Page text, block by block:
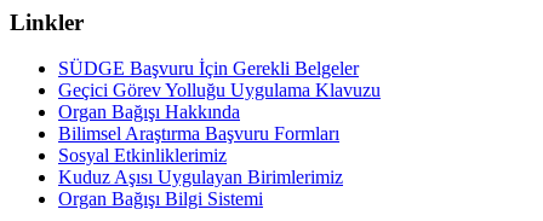
Linkler
SÜDGE Başvuru İçin Gerekli Belgeler
Geçici Görev Yolluğu Uygulama Klavuzu
Organ Bağışı Hakkında
Bilimsel Araştırma Başvuru Formları
Sosyal Etkinliklerimiz
Kuduz Aşısı Uygulayan Birimlerimiz
Organ Bağışı Bilgi Sistemi